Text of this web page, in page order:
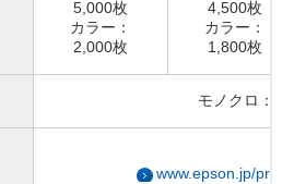
5,000枚
カラー：
2,000枚
4,500枚
カラー：
1,800枚
モノクロ：
www.epson.jp/